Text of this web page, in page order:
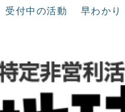
受付中の活動 早わかり